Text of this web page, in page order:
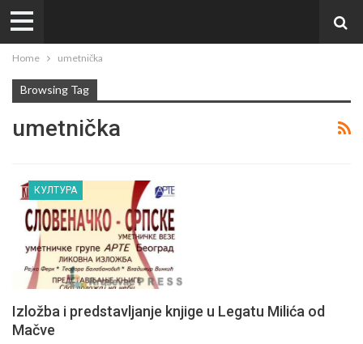
Home umetnička
Browsing Tag
umetnička
КУЛТУРА
Izložba i predstavljanje knjige u Legatu Milića od
Mačve